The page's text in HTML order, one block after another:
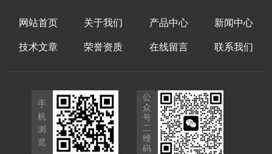
网站首页 关于我们 产品中心 新闻中心
技术文章 荣誉资质 在线留言 联系我们
手
机
浏
览
公
众
号
二
维
码